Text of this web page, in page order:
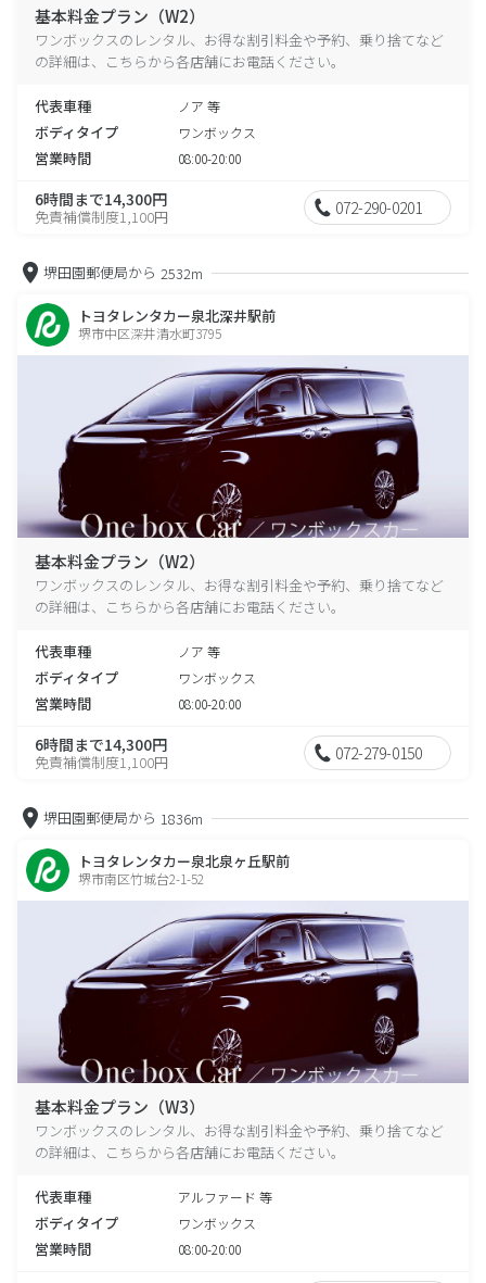
基本料金プラン（W2）
ワンボックスのレンタル、お得な割引料金や予約、乗り捨てなど
の詳細は、こちらから各店舗にお電話ください。
代表車種 ノア 等
ボディタイプ ワンボックス
営業時間 08:00-20:00
6時間まで14,300円
免責補償制度1,100円 072-290-0201
堺田園郵便局から 2532m
トヨタレンタカー泉北深井駅前
堺市中区深井清水町3795
基本料金プラン（W2）
ワンボックスのレンタル、お得な割引料金や予約、乗り捨てなど
の詳細は、こちらから各店舗にお電話ください。
代表車種 ノア 等
ボディタイプ ワンボックス
営業時間 08:00-20:00
6時間まで14,300円
免責補償制度1,100円 072-279-0150
堺田園郵便局から 1836m
トヨタレンタカー泉北泉ヶ丘駅前
堺市南区竹城台2-1-52
基本料金プラン（W3）
ワンボックスのレンタル、お得な割引料金や予約、乗り捨てなど
の詳細は、こちらから各店舗にお電話ください。
代表車種 アルファード 等
ボディタイプ ワンボックス
営業時間 08:00-20:00